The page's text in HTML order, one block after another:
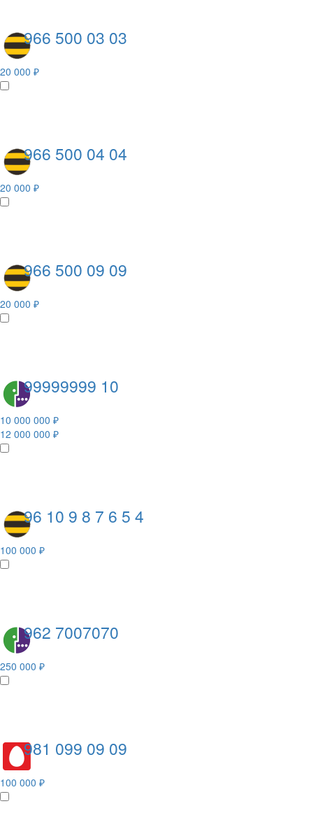
966 500 03 03
20 000 ₽
966 500 04 04
20 000 ₽
966 500 09 09
20 000 ₽
99999999 10
10 000 000 ₽
12 000 000 ₽
96 10 9 8 7 6 5 4
100 000 ₽
962 7007070
250 000 ₽
981 099 09 09
100 000 ₽